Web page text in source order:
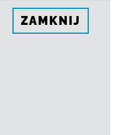
ZAMKNIJ